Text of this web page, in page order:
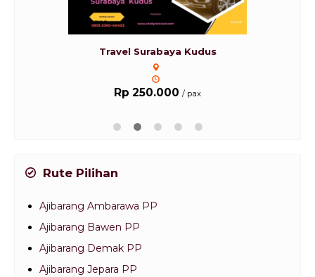
Travel Surabaya Kudus
Rp 250.000 / pax
Rute Pilihan
Ajibarang Ambarawa PP
Ajibarang Bawen PP
Ajibarang Demak PP
Ajibarang Jepara PP